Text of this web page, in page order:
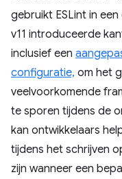
gebruikt ESLint in
v11 introduceerde
inclusief een
configuratie, om het
veelvoorkomende
te sporen tijdens de
kan ontwikkelaars
tijdens het schrijven
zijn wanneer een